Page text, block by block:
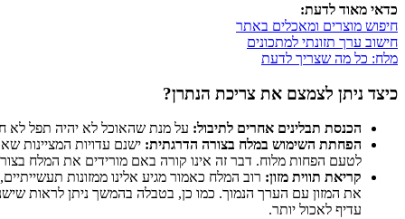
כדאי מאוד לדעת:
חיפוש מוצרים ומאכלים באתר
חישוב ערך תזונתי למתכונים
מלח: כל מה שצריך לדעת
כיצד ניתן לצמצם את צריכת הנתרן?
הכנסת תבלינים אחרים לתיבול: על מנת שהאוכל לא יהיה תפל לא
הפחתת השימוש במלח בצורה הדרגתית: ישנם עדויות המציינות
לטעם הפחות מלוח. דבר זה אינו קורה באם מורידים את המלח
קריאת תווית מזון: רוב המלח כאמור מגיע אלינו ממזונות
את המזון עם הערך הנמוך. כמו כן, בטבלה בהמשך ניתן לראות
עדיף לאכול יותר.